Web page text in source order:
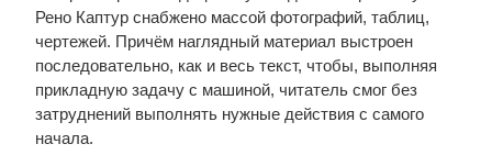
Рено Каптур снабжено массой фотографий, таблиц,
чертежей. Причём наглядный материал выстроен
последовательно, как и весь текст, чтобы, выполняя
прикладную задачу с машиной, читатель смог без
затруднений выполнять нужные действия с самого
начала.